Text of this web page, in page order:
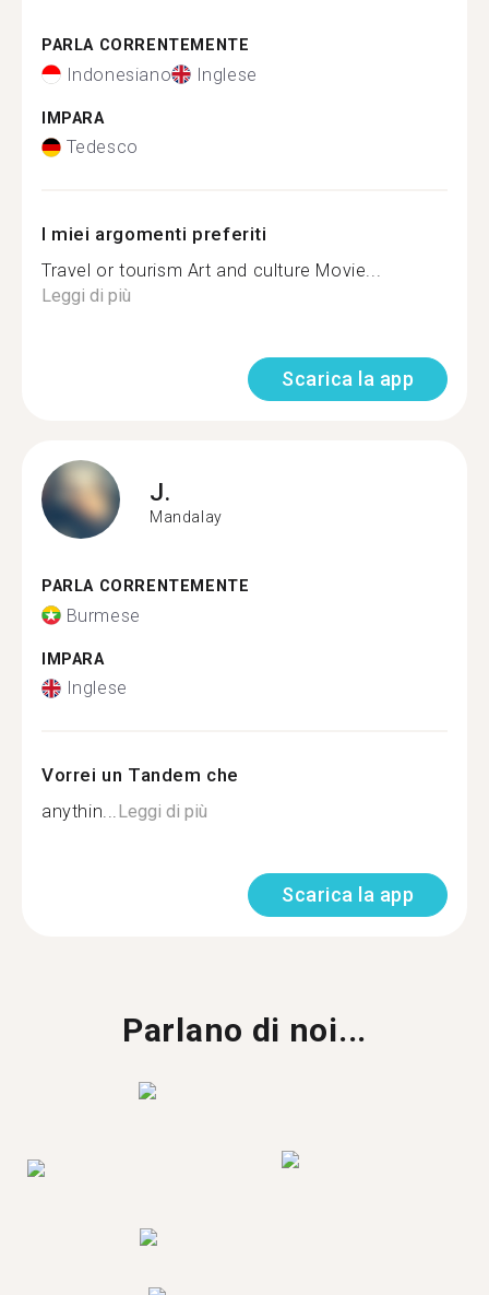
PARLA CORRENTEMENTE
Indonesiano Inglese
IMPARA
Tedesco
I miei argomenti preferiti
Travel or tourism Art and culture Movie...
Leggi di più
Scarica la app
J.
Mandalay
PARLA CORRENTEMENTE
Burmese
IMPARA
Inglese
Vorrei un Tandem che
anythin...Leggi di più
Scarica la app
Parlano di noi...